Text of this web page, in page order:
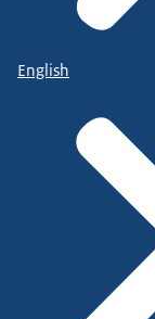
English